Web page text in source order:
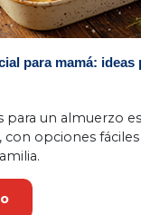
para mamá: ideas
para un almuerzo
con opciones